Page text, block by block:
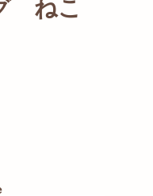
ねこ